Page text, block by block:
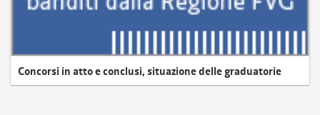
Concorsi in atto e conclusi, situazione delle graduatorie